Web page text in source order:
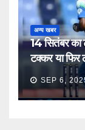
अन्य खबर
14 सितंबर का
टक्कर या फिर
SEP 6,